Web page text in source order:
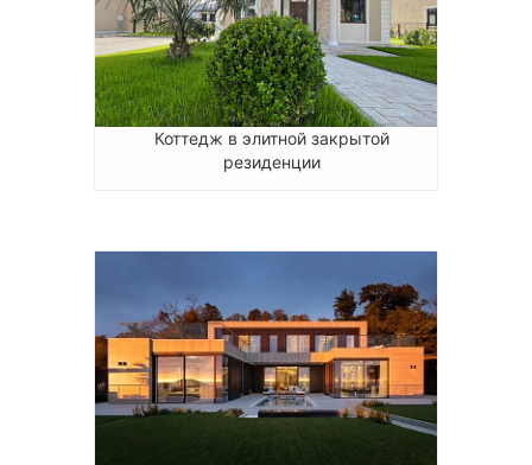
Коттедж в элитной закрытой
резиденции